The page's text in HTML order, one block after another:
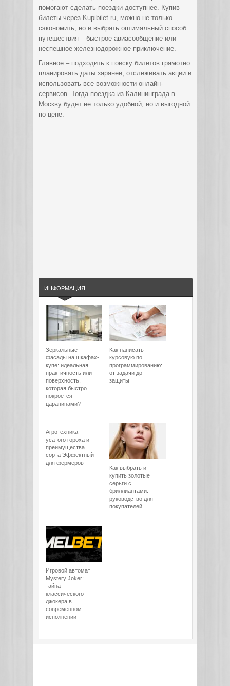
помогают сделать поездки доступнее. Купив
билеты через Kupibilet.ru, можно не только
сэкономить, но и выбрать оптимальный способ
путешествия – быстрое авиасообщение или
неспешное железнодорожное приключение.
Главное – подходить к поиску билетов грамотно:
планировать даты заранее, отслеживать акции и
использовать все возможности онлайн-
сервисов. Тогда поездка из Калининграда в
Москву будет не только удобной, но и выгодной
по цене.
ИНФОРМАЦИЯ
Зеркальные
фасады на шкафах-
купе: идеальная
практичность или
поверхность,
которая быстро
покроется
царапинами?
Как написать
курсовую по
программированию:
от задачи до
защиты
Агротехника
усатого гороха и
преимущества
сорта Эффектный
для фермеров
Как выбрать и
купить золотые
серьги с
бриллиантами:
руководство для
покупателей
Игровой автомат
Mystery Joker:
тайна
классического
джокера в
современном
исполнении